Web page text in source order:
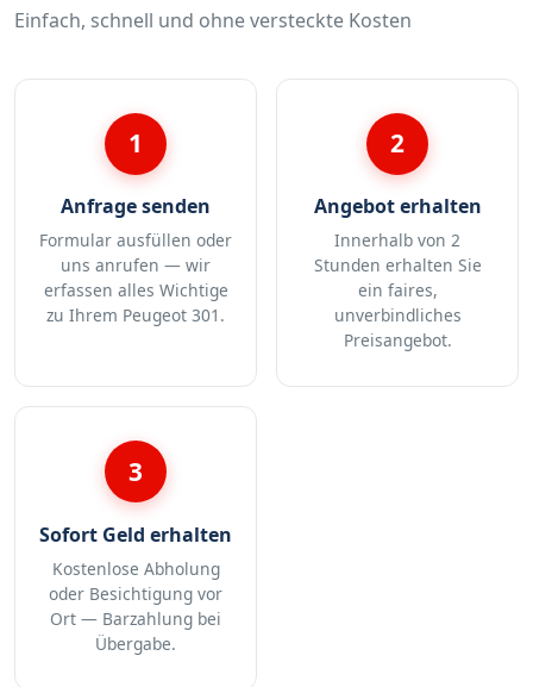
Einfach, schnell und ohne versteckte Kosten
1
Anfrage senden
Formular ausfüllen oder
uns anrufen — wir
erfassen alles Wichtige
zu Ihrem Peugeot 301.
2
Angebot erhalten
Innerhalb von 2
Stunden erhalten Sie
ein faires,
unverbindliches
Preisangebot.
3
Sofort Geld erhalten
Kostenlose Abholung
oder Besichtigung vor
Ort — Barzahlung bei
Übergabe.